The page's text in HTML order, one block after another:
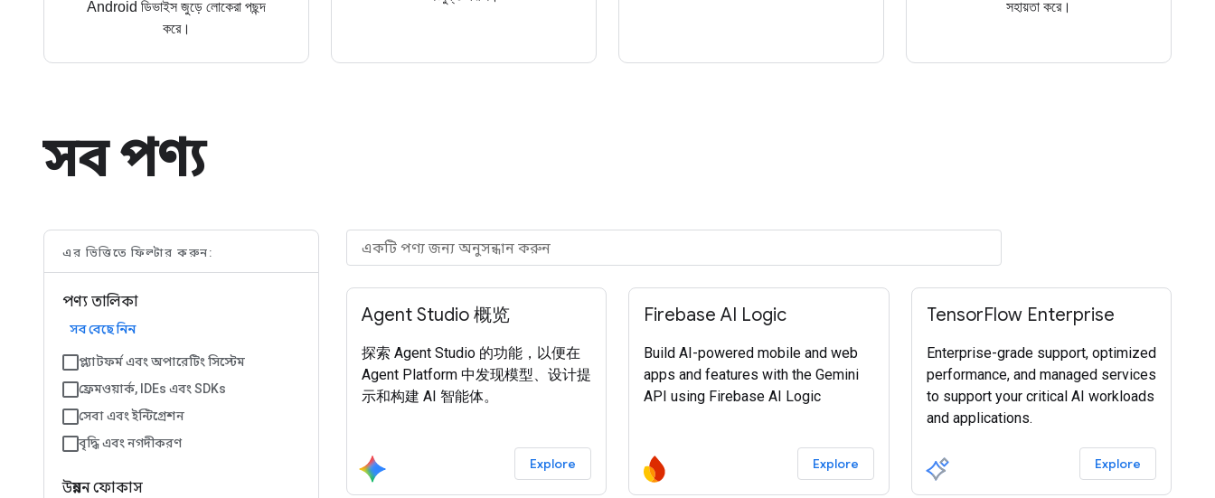
Android ডিভাইস জুড়ে লোকেরা পছন্দ
করে।
সহায়তা করে।
সব পণ্য
এর ভিত্তিতে ফিল্টার করুন:
পণ্য তালিকা
সব বেছে নিন
প্ল্যাটফর্ম এবং অপারেটিং সিস্টেম
ফ্রেমওয়ার্ক, IDEs এবং SDKs
সেবা এবং ইন্টিগ্রেশন
বৃদ্ধি এবং নগদীকরণ
উন্নয়ন ফোকাস
Agent Studio 概览
探索 Agent Studio 的功能，以便在
Agent Platform 中发现模型、设计提
示和构建 AI 智能体。
Explore
Firebase AI Logic
Build AI-powered mobile and web
apps and features with the Gemini
API using Firebase AI Logic
Explore
TensorFlow Enterprise
Enterprise-grade support, optimized
performance, and managed services
to support your critical AI workloads
and applications.
Explore